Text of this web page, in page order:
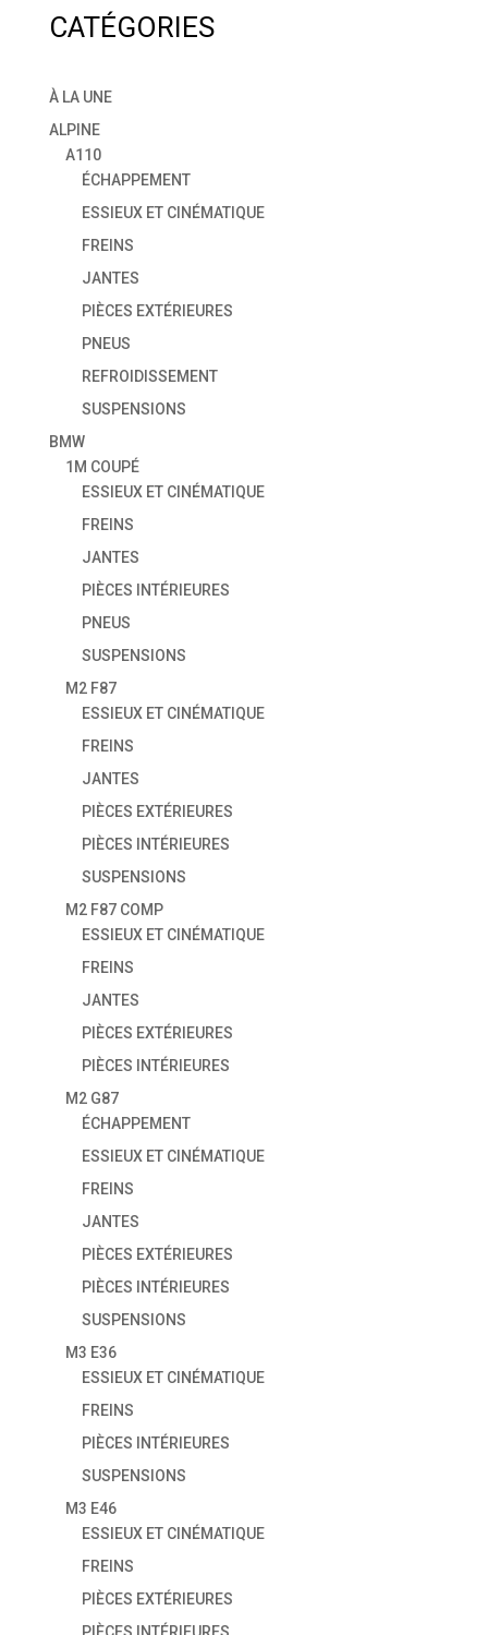
CATÉGORIES
À LA UNE
ALPINE
A110
ÉCHAPPEMENT
ESSIEUX ET CINÉMATIQUE
FREINS
JANTES
PIÈCES EXTÉRIEURES
PNEUS
REFROIDISSEMENT
SUSPENSIONS
BMW
1M COUPÉ
ESSIEUX ET CINÉMATIQUE
FREINS
JANTES
PIÈCES INTÉRIEURES
PNEUS
SUSPENSIONS
M2 F87
ESSIEUX ET CINÉMATIQUE
FREINS
JANTES
PIÈCES EXTÉRIEURES
PIÈCES INTÉRIEURES
SUSPENSIONS
M2 F87 COMP
ESSIEUX ET CINÉMATIQUE
FREINS
JANTES
PIÈCES EXTÉRIEURES
PIÈCES INTÉRIEURES
M2 G87
ÉCHAPPEMENT
ESSIEUX ET CINÉMATIQUE
FREINS
JANTES
PIÈCES EXTÉRIEURES
PIÈCES INTÉRIEURES
SUSPENSIONS
M3 E36
ESSIEUX ET CINÉMATIQUE
FREINS
PIÈCES INTÉRIEURES
SUSPENSIONS
M3 E46
ESSIEUX ET CINÉMATIQUE
FREINS
PIÈCES EXTÉRIEURES